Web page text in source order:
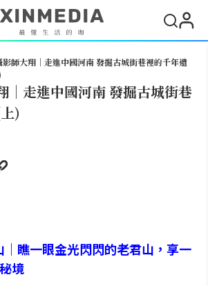
影師大翔｜走進中國河南 發掘古城街巷裡的千年遺
｜走進中國河南 發掘古城街巷
)
瞧一眼金光閃閃的老君山，享一
境